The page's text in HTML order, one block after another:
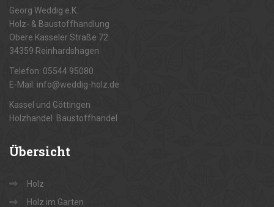
Georg Weddig e.K.
Holz- & Baustoffhandlung
Obere Kasseler Straße 72
34359 Reinhardshagen
Telefon: 05544 95080
E-Mail: info@weddig-holz.de
Kassel und Göttingen
Holzhandel Baustoffhandel
Übersicht
Holz
Holz im Garten